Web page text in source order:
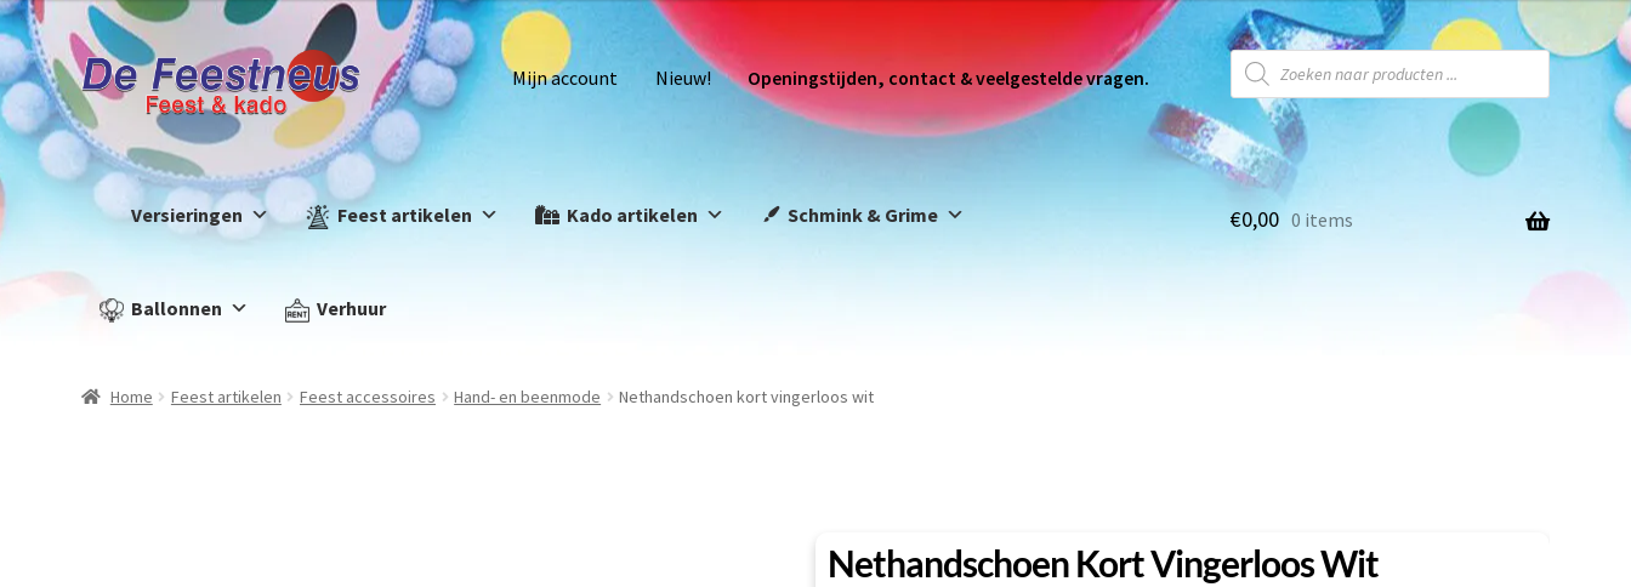
Mijn account Nieuw! Openingstijden, contact & veelgestelde vragen.
Versieringen Feest artikelen Kado artikelen Schmink & Grime
Ballonnen Verhuur
€0,00 0 items
Home Feest artikelen Feest accessoires Hand- en beenmode Nethandschoen kort vingerloos wit
Nethandschoen Kort Vingerloos Wit